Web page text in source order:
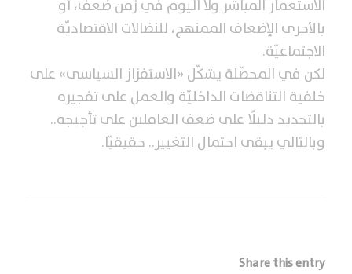
الاستعمار المباشر ولا اليوم في زمن ضعف، أو
بالأحرى الإضعاف الممنهج، للنضالات الاقتصاديّة
الاجتماعيّة.
لكن في المحصّلة يشكّل «الاستفزاز السياسى» على
خلفية التناقضات الداخليّة والعمل على تفجيره
بالتحديد دليلًا على ضعف العاملين على تأجيجه..
وبالتالي يبقى احتمال التغيير.. حقيقيّا.
Share this entry